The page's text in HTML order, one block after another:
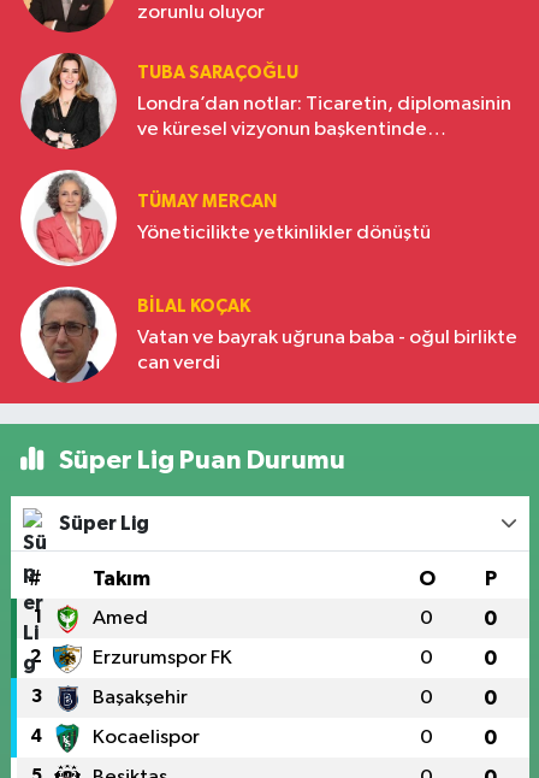
zorunlu oluyor
TUBA SARAÇOĞLU
Londra’dan notlar: Ticaretin, diplomasinin
ve küresel vizyonun başkentinde
TÜMAY MERCAN
Yöneticilikte yetkinlikler dönüştü
BILAL KOÇAK
Vatan ve bayrak uğruna baba - oğul birlikte
can verdi
Süper Lig Puan Durumu
Süper Lig
# Takım O P
1 Amed 0 0
2 Erzurumspor FK 0 0
3 Başakşehir 0 0
4 Kocaelispor 0 0